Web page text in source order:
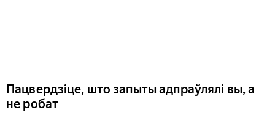
Пацвердзіце, што запыты адпраўлялі вы, а
не робат